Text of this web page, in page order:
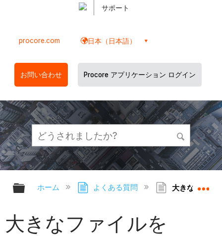
サポート
procore.com 日本（日本語）
お問い合わせ Procore アプリケーション ログイン
グローバル階層を展開/折りたたむ
ホーム よくある質問 大きなファイ
大きなファイルを